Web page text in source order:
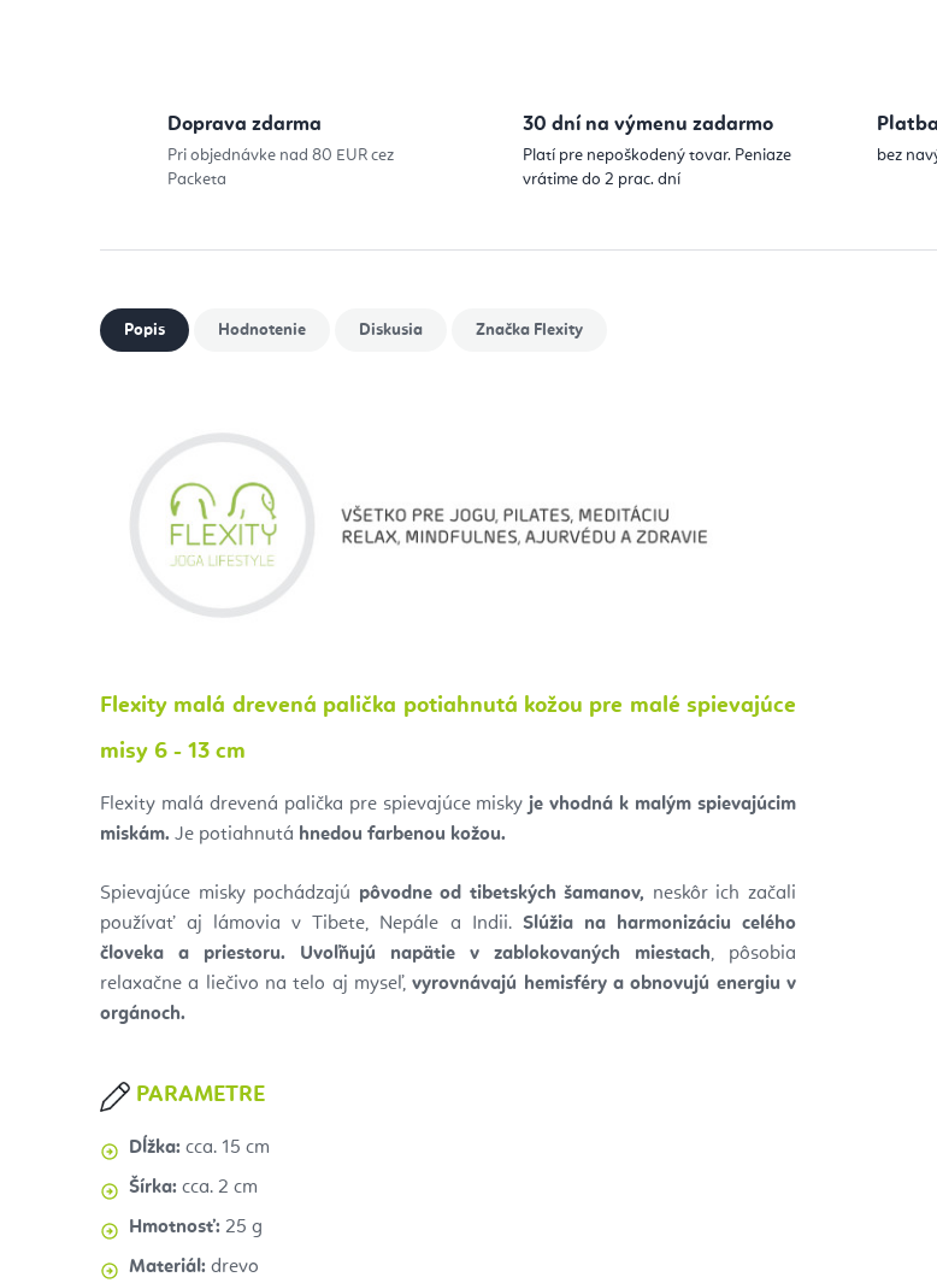
Doprava zdarma
Pri objednávke nad 80 EUR cez
Packeta
30 dní na výmenu zadarmo
Platí pre nepoškodený tovar. Peniaze
vrátime do 2 prac. dní
bez
Popis Hodnotenie Diskusia Značka Flexity
Flexity malá drevená palička potiahnutá kožou pre malé spievajúce
misy 6 - 13 cm
Flexity malá drevená palička pre spievajúce misky je vhodná k malým spievajúcim
miskám. Je potiahnutá hnedou farbenou kožou.
Spievajúce misky pochádzajú pôvodne od tibetských šamanov, neskôr ich začali
používať aj lámovia v Tibete, Nepále a Indii. Slúžia na harmonizáciu celého
človeka a priestoru.
Uvoľňujú napätie v zablokovaných miestach, pôsobia
relaxačne a liečivo na telo aj myseľ,vyrovnávajú hemisféry a obnovujú energiu v
orgánoch.
PARAMETRE
Dĺžka: cca. 15 cm
Šírka: cca. 2 cm
Hmotnosť: 25 g
Materiál: drevo